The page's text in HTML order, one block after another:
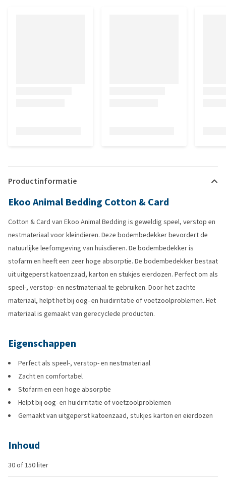
Productinformatie
Ekoo Animal Bedding Cotton & Card
Cotton & Card van Ekoo Animal Bedding is geweldig speel, verstop en
nestmateriaal voor kleindieren. Deze bodembedekker bevordert de
natuurlijke leefomgeving van huisdieren. De bodembedekker is
stofarm en heeft een zeer hoge absorptie. De bodembedekker bestaat
uit uitgeperst katoenzaad, karton en stukjes eierdozen. Perfect om als
speel-, verstop- en nestmateriaal te gebruiken. Door het zachte
materiaal, helpt het bij oog- en huidirritatie of voetzoolproblemen. Het
materiaal is gemaakt van gerecyclede producten.
Eigenschappen
Perfect als speel-, verstop- en nestmateriaal
Zacht en comfortabel
Stofarm en een hoge absorptie
Helpt bij oog- en huidirritatie of voetzoolproblemen
Gemaakt van uitgeperst katoenzaad, stukjes karton en eierdozen
Inhoud
30 of 150 liter